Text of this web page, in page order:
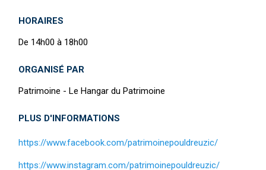
HORAIRES
De 14h00 à 18h00
ORGANISÉ PAR
Patrimoine - Le Hangar du Patrimoine
PLUS D'INFORMATIONS
https://www.facebook.com/patrimoinepouldreuzic/
https://www.instagram.com/patrimoinepouldreuzic/